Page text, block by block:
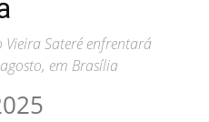
Sateré enfrentará
em Brasília